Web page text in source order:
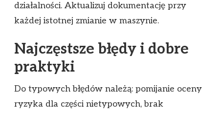
działalności. Aktualizuj dokumentację przy
każdej istotnej zmianie w maszynie.
Najczęstsze błędy i dobre
praktyki
Do typowych błędów należą: pomijanie oceny
ryzyka dla części nietypowych, brak